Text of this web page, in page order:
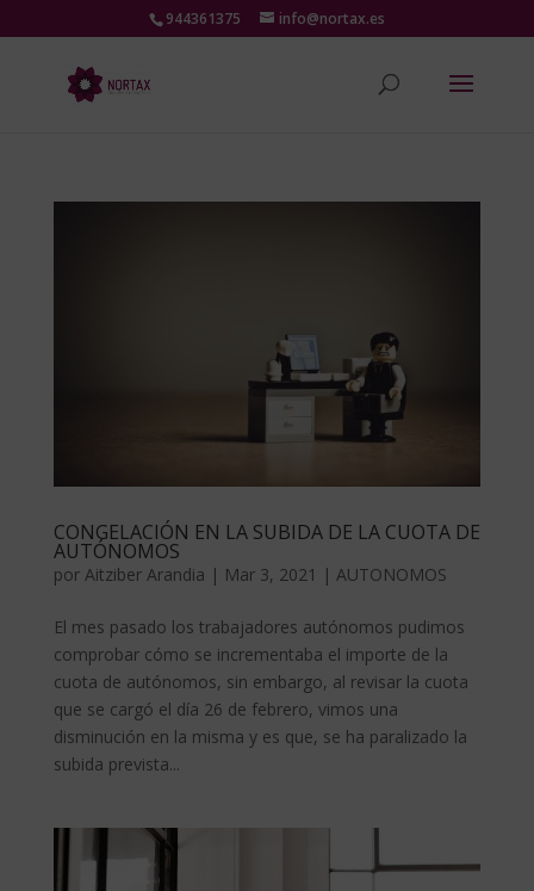
944361375 info@nortax.es
CONGELACIÓN EN LA SUBIDA DE LA CUOTA DE
AUTÓNOMOS
por Aitziber Arandia | Mar 3, 2021 | AUTONOMOS
El mes pasado los trabajadores autónomos pudimos
comprobar cómo se incrementaba el importe de la
cuota de autónomos, sin embargo, al revisar la cuota
que se cargó el día 26 de febrero, vimos una
disminución en la misma y es que, se ha paralizado la
subida prevista...